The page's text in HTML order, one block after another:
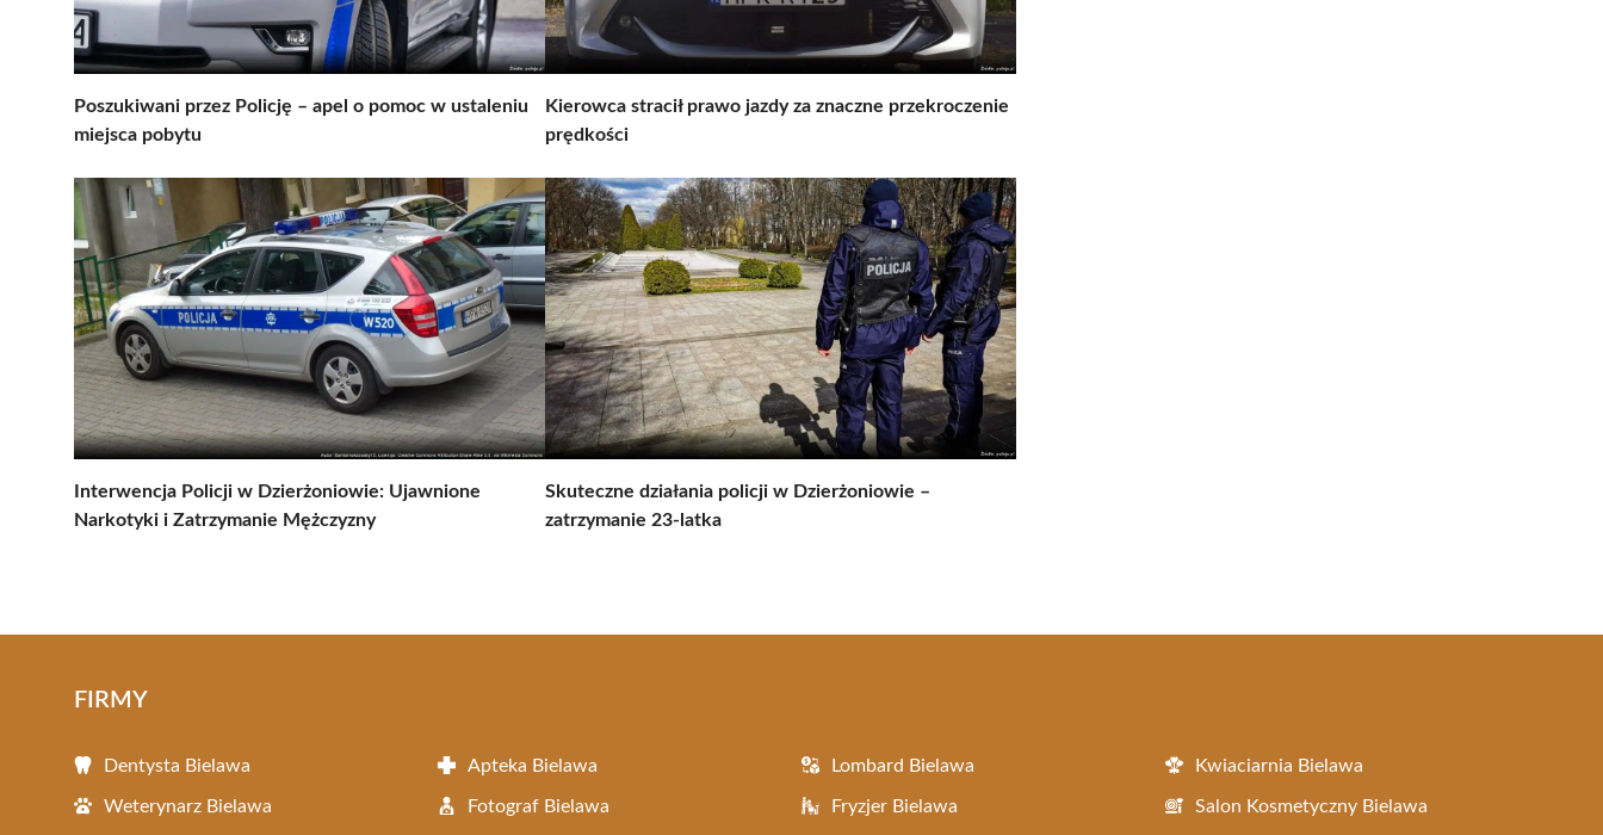
Poszukiwani przez Policję – apel o pomoc w ustaleniu
miejsca pobytu
Kierowca stracił prawo jazdy za znaczne przekroczenie
prędkości
Interwencja Policji w Dzierżoniowie: Ujawnione
Narkotyki i Zatrzymanie Mężczyzny
Skuteczne działania policji w Dzierżoniowie –
zatrzymanie 23-latka
FIRMY
Dentysta Bielawa Apteka Bielawa Lombard Bielawa Kwiaciarnia Bielawa
Weterynarz Bielawa Fotograf Bielawa Fryzjer Bielawa Salon Kosmetyczny Bielawa